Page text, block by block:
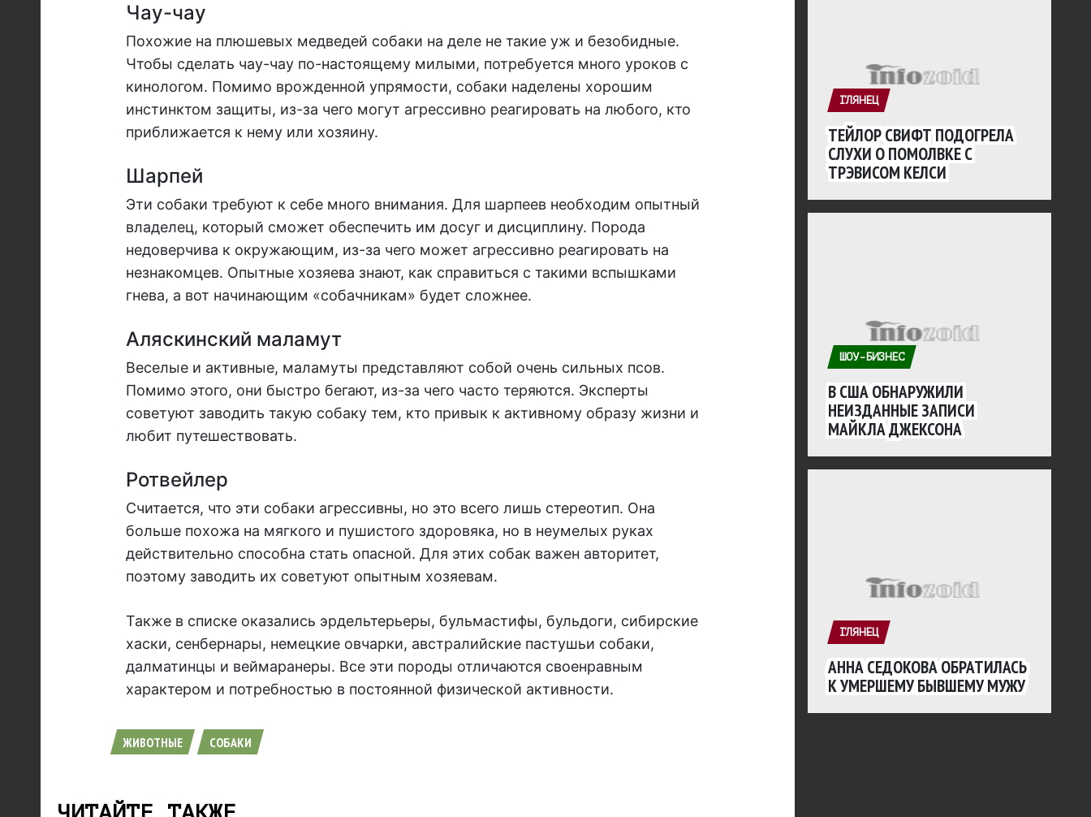
Чау-чау
Похожие на плюшевых медведей собаки на деле не такие уж и безобидные.
Чтобы сделать чау-чау по-настоящему милыми, потребуется много уроков с
кинологом. Помимо врожденной упрямости, собаки наделены хорошим
инстинктом защиты, из-за чего могут агрессивно реагировать на любого, кто
приближается к нему или хозяину.
Шарпей
Эти собаки требуют к себе много внимания. Для шарпеев необходим опытный
владелец, который сможет обеспечить им досуг и дисциплину. Порода
недоверчива к окружающим, из-за чего может агрессивно реагировать на
незнакомцев. Опытные хозяева знают, как справиться с такими вспышками
гнева, а вот начинающим «собачникам» будет сложнее.
Аляскинский маламут
Веселые и активные, маламуты представляют собой очень сильных псов.
Помимо этого, они быстро бегают, из-за чего часто теряются. Эксперты
советуют заводить такую собаку тем, кто привык к активному образу жизни и
любит путешествовать.
Ротвейлер
Считается, что эти собаки агрессивны, но это всего лишь стереотип. Она
больше похожа на мягкого и пушистого здоровяка, но в неумелых руках
действительно способна стать опасной. Для этих собак важен авторитет,
поэтому заводить их советуют опытным хозяевам.
Также в списке оказались эрдельтерьеры, бульмастифы, бульдоги, сибирские
хаски, сенбернары, немецкие овчарки, австралийские пастушьи собаки,
далматинцы и веймаранеры. Все эти породы отличаются своенравным
характером и потребностью в постоянной физической активности.
ЖИВОТНЫЕ СОБАКИ
ГЛЯНЕЦ
ТЕЙЛОР СВИФТ ПОДОГРЕЛА
СЛУХИ О ПОМОЛВКЕ С
ТРЭВИСОМ КЕЛСИ
ШОУ-БИЗНЕС
В США ОБНАРУЖИЛИ
НЕИЗДАННЫЕ ЗАПИСИ
МАЙКЛА ДЖЕКСОНА
ГЛЯНЕЦ
АННА СЕДОКОВА ОБРАТИЛАСЬ
К УМЕРШЕМУ БЫВШЕМУ МУЖУ